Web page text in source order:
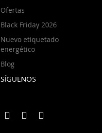
Ofertas
Black Friday 2026
Nuevo etiquetado
energético
Blog
SÍGUENOS